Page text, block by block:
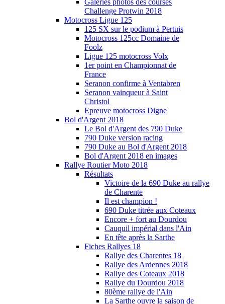
Galeries photos des courses
Challenge Protwin 2018
Motocross Ligue 125
125 SX sur le podium à Pertuis
Motocross 125cc Domaine de
Foolz
Ligue 125 motocross Volx
1er point en Championnat de
France
Seranon confirme à Ventabren
Seranon vainqueur à Saint
Christol
Epreuve motocross Digne
Bol d'Argent 2018
Le Bol d'Argent des 790 Duke
790 Duke version racing
790 Duke au Bol d'Argent 2018
Bol d'Argent 2018 en images
Rallye Routier Moto 2018
Résultats
Victoire de la 690 Duke au rallye
de Charente
Il est champion !
690 Duke titrée aux Coteaux
Encore + fort au Dourdou
Cauquil impérial dans l'Ain
En tête après la Sarthe
Fiches Rallyes 18
Rallye des Charentes 18
Rallye des Ardennes 2018
Rallye des Coteaux 2018
Rallye du Dourdou 2018
80ème rallye de l'Ain
La Sarthe ouvre la saison de